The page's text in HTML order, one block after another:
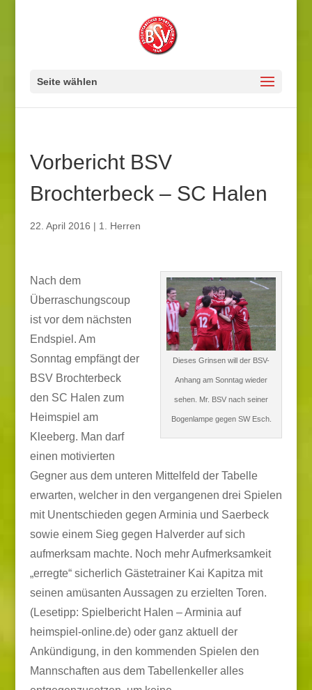
Seite wählen
Vorbericht BSV
Brochterbeck – SC Halen
22. April 2016 | 1. Herren
Dieses Grinsen will der BSV-
Anhang am Sonntag wieder
sehen. Mr. BSV nach seiner
Bogenlampe gegen SW Esch.
Nach dem
Überraschungscoup
ist vor dem nächsten
Endspiel. Am
Sonntag empfängt der
BSV Brochterbeck
den SC Halen zum
Heimspiel am
Kleeberg. Man darf
einen motivierten
Gegner aus dem unteren Mittelfeld der Tabelle
erwarten, welcher in den vergangenen drei Spielen
mit Unentschieden gegen Arminia und Saerbeck
sowie einem Sieg gegen Halverder auf sich
aufmerksam machte. Noch mehr Aufmerksamkeit
„erregte“ sicherlich Gästetrainer Kai Kapitza mit
seinen amüsanten Aussagen zu erzielten Toren.
(Lesetipp: Spielbericht Halen – Arminia auf
heimspiel-online.de) oder ganz aktuell der
Ankündigung, in den kommenden Spielen den
Mannschaften aus dem Tabellenkeller alles